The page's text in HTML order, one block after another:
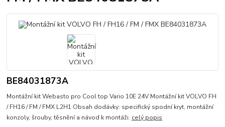
BE84031873A
Montážní kit Webasto pro Cool top Vario 10E 24V Montážní kit VOLVO FH
/ FH16 / FM / FMX L2H1 Obsah dodávky: specifický spodní kryt, montážní
konzoly, šrouby, těsnění a návod k montáži. celý popis